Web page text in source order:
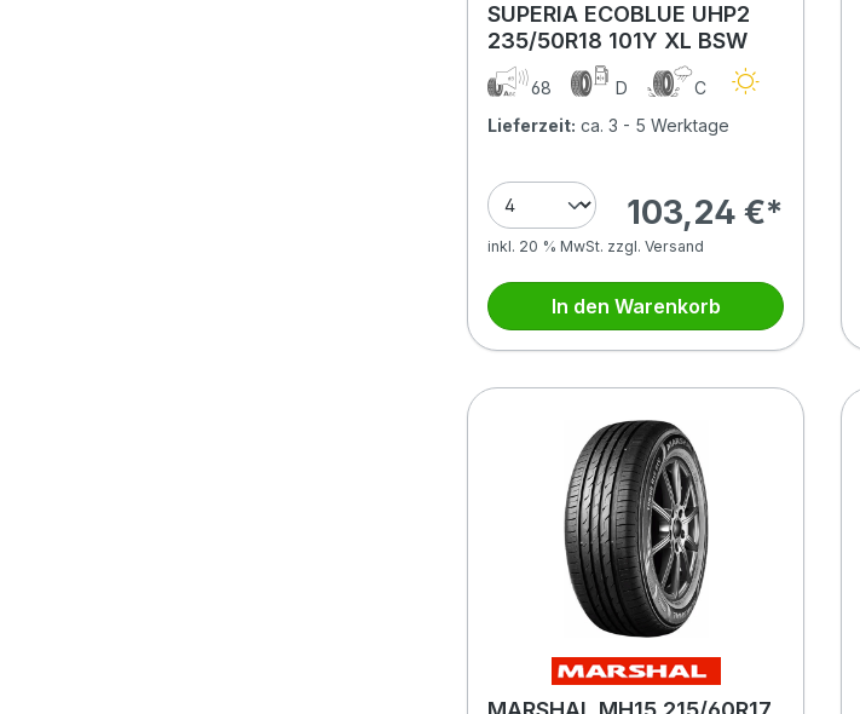
SUPERIA ECOBLUE UHP2
235/50R18 101Y XL BSW
68 D
C
Lieferzeit: ca. 3 - 5 Werktage
103,24 €*
inkl. 20 % MwSt. zzgl. Versand
In den Warenkorb